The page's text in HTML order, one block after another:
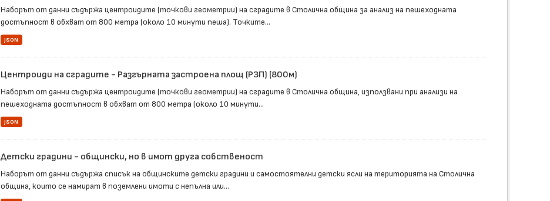
Наборът от данни съдържа центроидите (точкови геометрии) на сградите в Столична община за анализ на пешеходната
достъпност в обхват от 800 метра (около 10 минути пеша). Точките...
JSON
Центроиди на сградите - Разгърната застроена площ (РЗП) (800м)
Наборът от данни съдържа центроидите (точкови геометрии) на сградите в Столична община, използвани при анализи на
пешеходната достъпност в обхват от 800 метра (около 10 минути...
JSON
Детски градини - общински, но в имот друга собственост
Наборът от данни съдържа списък на общинските детски градини и самостоятелни детски ясли на територията на Столична
община, които се намират в поземлени имоти с непълна или...